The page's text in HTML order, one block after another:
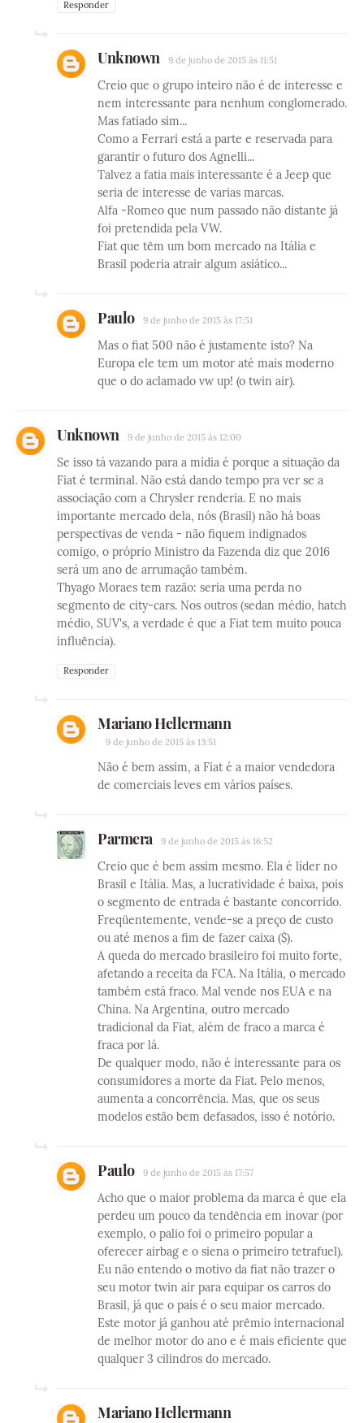
Responder
Unknown 9 de junho de 2015 às 11:51
Creio que o grupo inteiro não é de interesse e
nem interessante para nenhum conglomerado.
Mas fatiado sim...
Como a Ferrari está a parte e reservada para
garantir o futuro dos Agnelli...
Talvez a fatia mais interessante é a Jeep que
seria de interesse de varias marcas.
Alfa -Romeo que num passado não distante já
foi pretendida pela VW.
Fiat que têm um bom mercado na Itália e
Brasil poderia atrair algum asiático...
Paulo 9 de junho de 2015 às 17:51
Mas o fiat 500 não é justamente isto? Na
Europa ele tem um motor até mais moderno
que o do aclamado vw up! (o twin air).
Unknown 9 de junho de 2015 às 12:00
Se isso tá vazando para a mídia é porque a situação da
Fiat é terminal. Não está dando tempo pra ver se a
associação com a Chrysler renderia. E no mais
importante mercado dela, nós (Brasil) não há boas
perspectivas de venda - não fiquem indignados
comigo, o próprio Ministro da Fazenda diz que 2016
será um ano de arrumação também.
Thyago Moraes tem razão: seria uma perda no
segmento de city-cars. Nos outros (sedan médio, hatch
médio, SUV's, a verdade é que a Fiat tem muito pouca
influência).
Responder
Mariano Hellermann
9 de junho de 2015 às 13:51
Não é bem assim, a Fiat é a maior vendedora
de comerciais leves em vários países.
Parmera 9 de junho de 2015 às 16:52
Creio que é bem assim mesmo. Ela é líder no
Brasil e Itália. Mas, a lucratividade é baixa, pois
o segmento de entrada é bastante concorrido.
Freqüentemente, vende-se a preço de custo
ou até menos a fim de fazer caixa ($).
A queda do mercado brasileiro foi muito forte,
afetando a receita da FCA. Na Itália, o mercado
também está fraco. Mal vende nos EUA e na
China. Na Argentina, outro mercado
tradicional da Fiat, além de fraco a marca é
fraca por lá.
De qualquer modo, não é interessante para os
consumidores a morte da Fiat. Pelo menos,
aumenta a concorrência. Mas, que os seus
modelos estão bem defasados, isso é notório.
Paulo 9 de junho de 2015 às 17:57
Acho que o maior problema da marca é que ela
perdeu um pouco da tendência em inovar (por
exemplo, o palio foi o primeiro popular a
oferecer airbag e o siena o primeiro tetrafuel).
Eu não entendo o motivo da fiat não trazer o
seu motor twin air para equipar os carros do
Brasil, já que o país é o seu maior mercado.
Este motor já ganhou até prêmio internacional
de melhor motor do ano e é mais eficiente que
qualquer 3 cilindros do mercado.
Mariano Hellermann